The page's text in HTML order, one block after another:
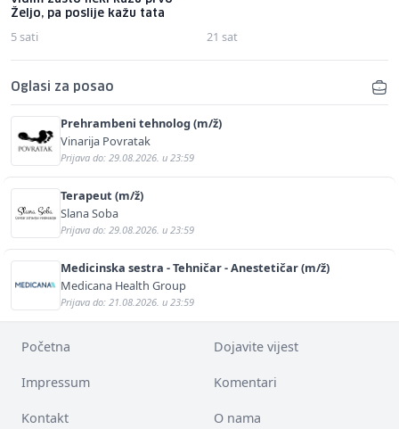
Željo, pa poslije kažu tata
5 sati 21 sat
Oglasi za posao
Prehrambeni tehnolog (m/ž)
Vinarija Povratak
Prijava do: 29.08.2026. u 23:59
Terapeut (m/ž)
Slana Soba
Prijava do: 29.08.2026. u 23:59
Medicinska sestra - Tehničar - Anestetičar (m/ž)
Medicana Health Group
Prijava do: 21.08.2026. u 23:59
Početna Dojavite vijest
Impressum Komentari
Kontakt O nama